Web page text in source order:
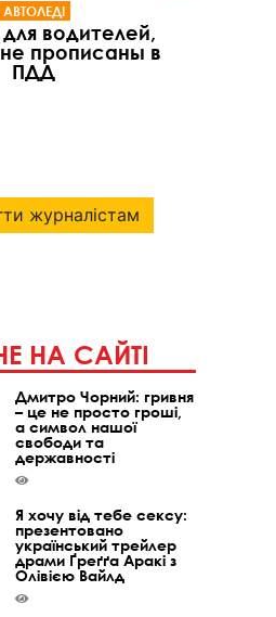
АВТОЛЕДІ
водителей,
прописаны в
ПДД
журналістам
НА САЙТІ
Дмитро Чорний: гривня
– це не просто гроші,
а символ нашої
свободи та
державності
Я хочу від тебе сексу:
презентовано
український трейлер
драми Ґреґґа Аракі з
Олівією Вайлд